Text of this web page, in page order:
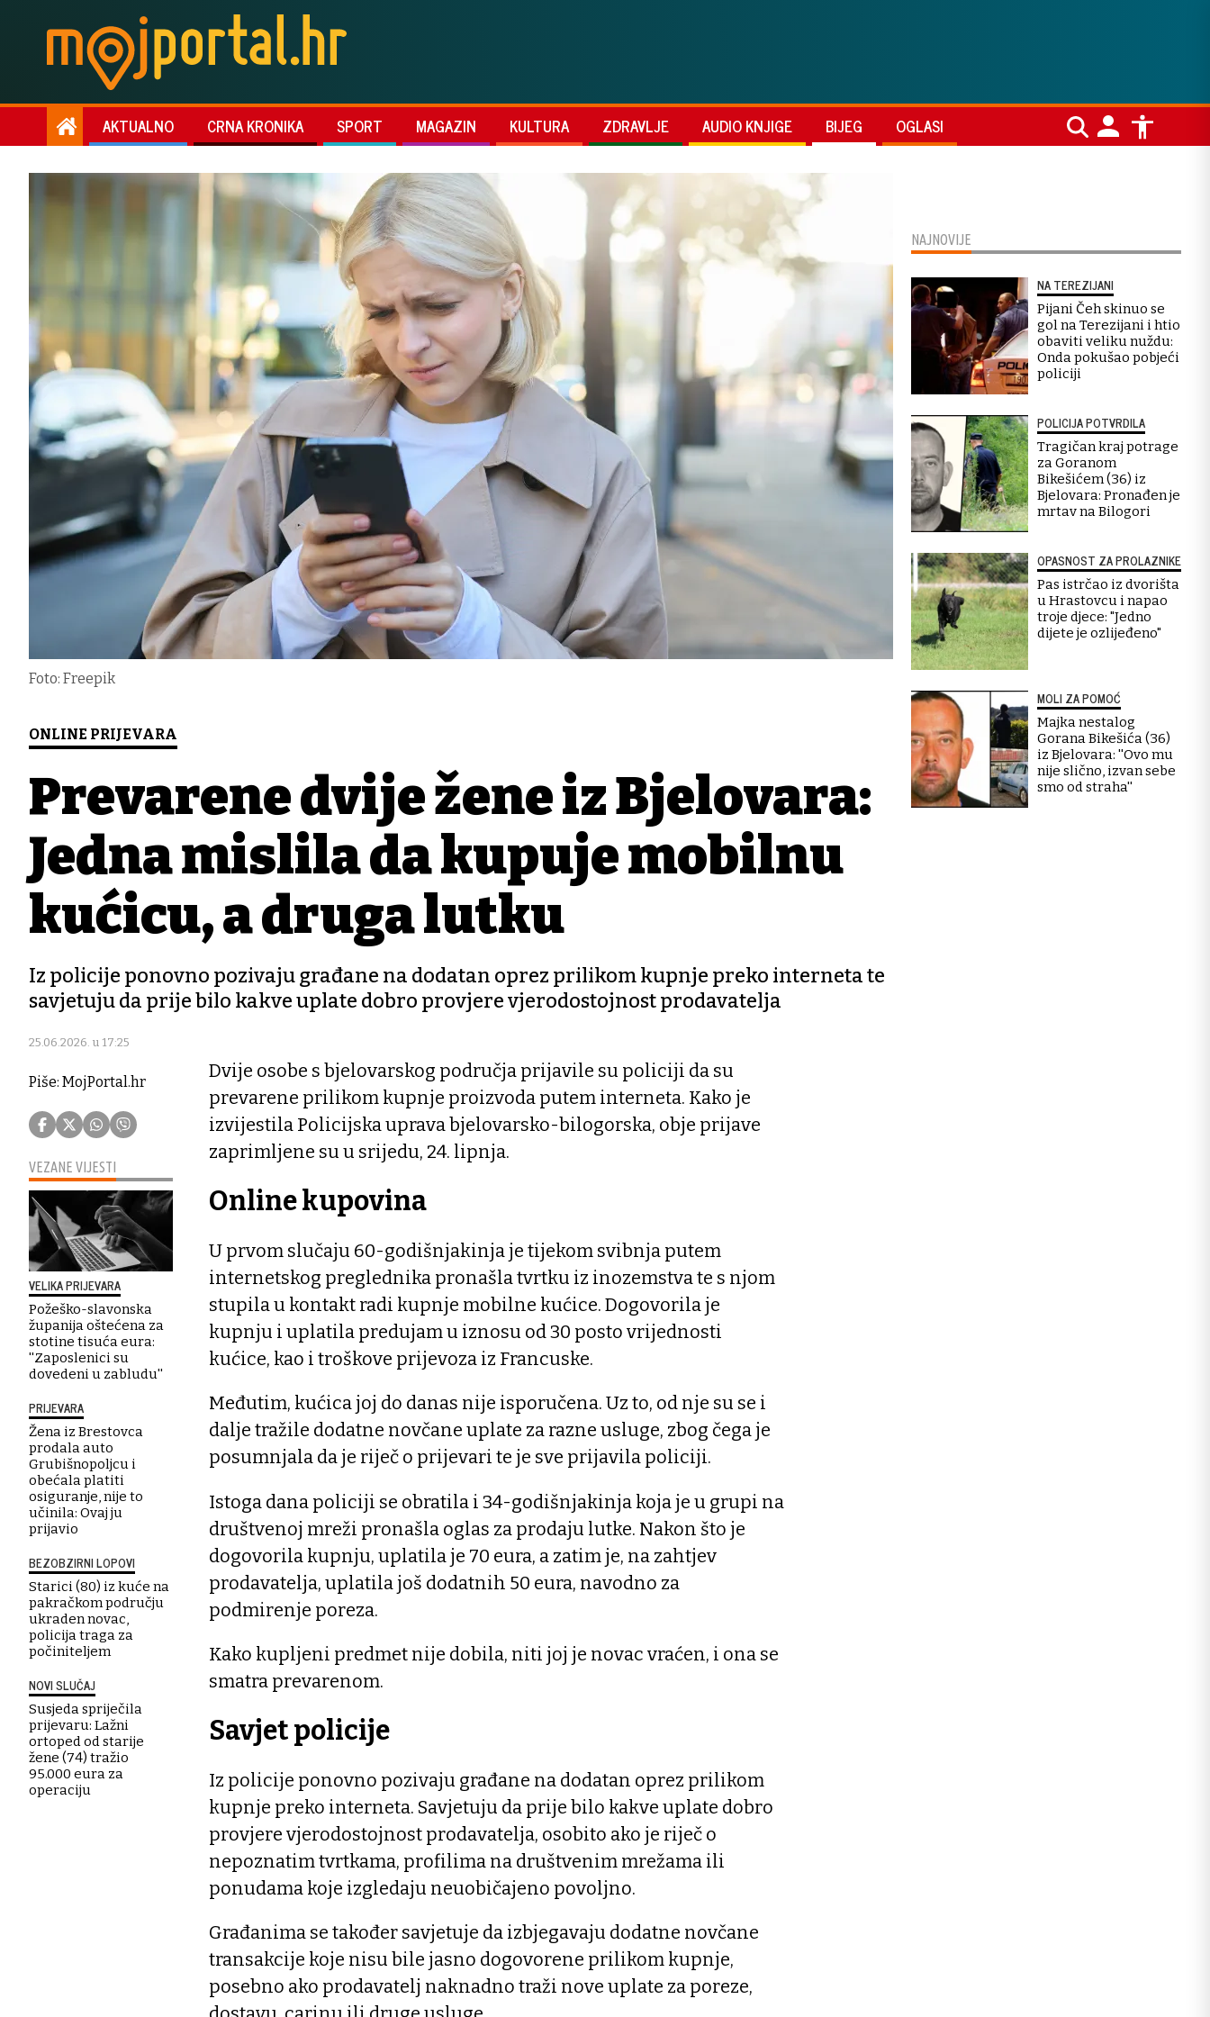
AKTUALNO CRNA KRONIKA SPORT MAGAZIN KULTURA ZDRAVLJE AUDIO KNJIGE BIJEG OGLASI
Foto: Freepik
ONLINE PRIJEVARA
Prevarene dvije žene iz Bjelovara:
Jedna mislila da kupuje mobilnu
kućicu, a druga lutku
Iz policije ponovno pozivaju građane na dodatan oprez prilikom kupnje preko interneta te
savjetuju da prije bilo kakve uplate dobro provjere vjerodostojnost prodavatelja
25.06.2026. u 17:25
Piše: MojPortal.hr
VEZANE VIJESTI
VELIKA PRIJEVARA
Požeško-slavonska
županija oštećena za
stotine tisuća eura:
''Zaposlenici su
dovedeni u zabludu''
PRIJEVARA
Žena iz Brestovca
prodala auto
Grubišnopoljcu i
obećala platiti
osiguranje, nije to
učinila: Ovaj ju
prijavio
BEZOBZIRNI LOPOVI
Starici (80) iz kuće na
pakračkom području
ukraden novac,
policija traga za
počiniteljem
NOVI SLUČAJ
Susjeda spriječila
prijevaru: Lažni
ortoped od starije
žene (74) tražio
95.000 eura za
operaciju
Dvije osobe s bjelovarskog područja prijavile su policiji da su
prevarene prilikom kupnje proizvoda putem interneta. Kako je
izvijestila Policijska uprava bjelovarsko-bilogorska, obje prijave
zaprimljene su u srijedu, 24. lipnja.
Online kupovina
U prvom slučaju 60-godišnjakinja je tijekom svibnja putem
internetskog preglednika pronašla tvrtku iz inozemstva te s njom
stupila u kontakt radi kupnje mobilne kućice. Dogovorila je
kupnju i uplatila predujam u iznosu od 30 posto vrijednosti
kućice, kao i troškove prijevoza iz Francuske.
Međutim, kućica joj do danas nije isporučena. Uz to, od nje su se i
dalje tražile dodatne novčane uplate za razne usluge, zbog čega je
posumnjala da je riječ o prijevari te je sve prijavila policiji.
Istoga dana policiji se obratila i 34-godišnjakinja koja je u grupi na
društvenoj mreži pronašla oglas za prodaju lutke. Nakon što je
dogovorila kupnju, uplatila je 70 eura, a zatim je, na zahtjev
prodavatelja, uplatila još dodatnih 50 eura, navodno za
podmirenje poreza.
Kako kupljeni predmet nije dobila, niti joj je novac vraćen, i ona se
smatra prevarenom.
Savjet policije
Iz policije ponovno pozivaju građane na dodatan oprez prilikom
kupnje preko interneta. Savjetuju da prije bilo kakve uplate dobro
provjere vjerodostojnost prodavatelja, osobito ako je riječ o
nepoznatim tvrtkama, profilima na društvenim mrežama ili
ponudama koje izgledaju neuobičajeno povoljno.
Građanima se također savjetuje da izbjegavaju dodatne novčane
transakcije koje nisu bile jasno dogovorene prilikom kupnje,
posebno ako prodavatelj naknadno traži nove uplate za poreze,
NAJNOVIJE
NA TEREZIJANI
Pijani Čeh skinuo se
gol na Terezijani i htio
obaviti veliku nuždu:
Onda pokušao pobjeći
policiji
POLICIJA POTVRDILA
Tragičan kraj potrage
za Goranom
Bikešićem (36) iz
Bjelovara: Pronađen je
mrtav na Bilogori
OPASNOST ZA PROLAZNIKE
Pas istrčao iz dvorišta
u Hrastovcu i napao
troje djece: "Jedno
dijete je ozlijeđeno"
MOLI ZA POMOĆ
Majka nestalog
Gorana Bikešića (36)
iz Bjelovara: ''Ovo mu
nije slično, izvan sebe
smo od straha''